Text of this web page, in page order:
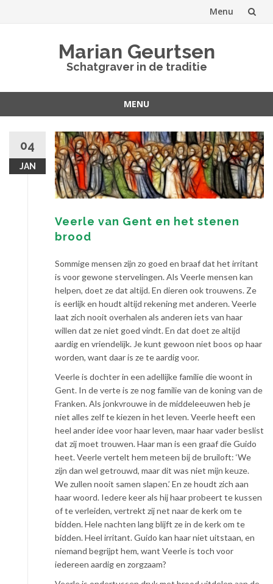
Menu
Marian Geurtsen
Schatgraver in de traditie
MENU
inhoud04
JAN
Veerle van Gent en het stenen
brood
Sommige mensen zijn zo goed en braaf dat het irritant
is voor gewone stervelingen. Als Veerle mensen kan
helpen, doet ze dat altijd. En dieren ook trouwens. Ze
is eerlijk en houdt altijd rekening met anderen. Veerle
laat zich nooit overhalen als anderen iets van haar
willen dat ze niet goed vindt. En dat doet ze altijd
aardig en vriendelijk. Je kunt gewoon niet boos op haar
worden, want daar is ze te aardig voor.
Veerle is dochter in een adellijke familie die woont in
Gent. In de verte is ze nog familie van de koning van de
Franken. Als jonkvrouwe in de middeleeuwen heb je
niet alles zelf te kiezen in het leven. Veerle heeft een
heel ander idee voor haar leven, maar haar vader beslist
dat zij moet trouwen. Haar man is een graaf die Guido
heet. Veerle vertelt hem meteen bij de bruiloft: ‘We
zijn dan wel getrouwd, maar dit was niet mijn keuze.
We zullen nooit samen slapen.’ En ze houdt zich aan
haar woord. Iedere keer als hij haar probeert te kussen
of te verleiden, vertrekt zij net naar de kerk om te
bidden. Hele nachten lang blijft ze in de kerk om te
bidden. Heel irritant. Guido kan haar niet uitstaan, en
niemand begrijpt hem, want Veerle is toch voor
iedereen aardig en zorgzaam?